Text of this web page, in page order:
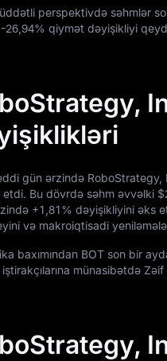
perspektivdə səhmlər
-26,94% qiymət dəyişikliyi
gün ərzində
Bu dövrdə səhm əvvəlki
+1,81% dəyişikliyini əks
və makroiqtisadi
baxımından BOT son bir
münasibətdə